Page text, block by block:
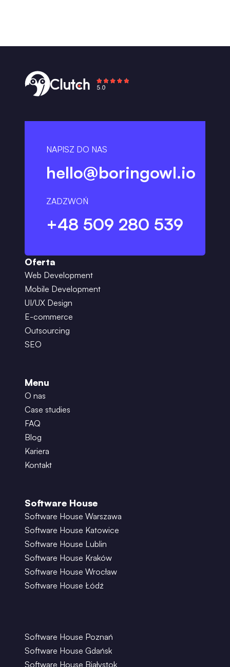
NAPISZ DO NAS
hello@boringowl.io
ZADZWOŃ
+48 509 280 539
Oferta
Web Development
Mobile Development
UI/UX Design
E-commerce
Outsourcing
SEO
Menu
O nas
Case studies
FAQ
Blog
Kariera
Kontakt
Software House
Software House Warszawa
Software House Katowice
Software House Lublin
Software House Kraków
Software House Wrocław
Software House Łódź
Software House Poznań
Software House Gdańsk
Software House Białystok